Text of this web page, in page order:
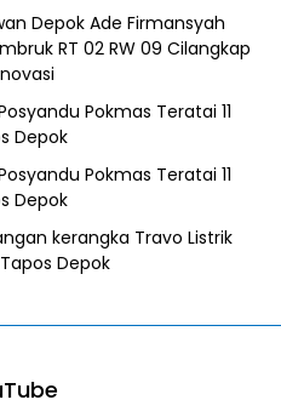
Depok Ade Firmansyah
RT 02 RW 09 Cilangkap
Pokmas Teratai 11
Depok
Pokmas Teratai 11
Depok
kerangka Travo Listrik
Depok